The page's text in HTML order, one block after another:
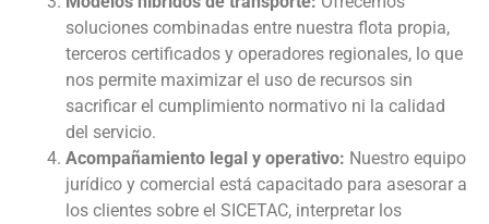
soluciones combinadas entre nuestra flota propia,
terceros certificados y operadores regionales, lo que
nos permite maximizar el uso de recursos sin
sacrificar el cumplimiento normativo ni la calidad
del servicio.
Acompañamiento legal y operativo: Nuestro equipo
jurídico y comercial está capacitado para asesorar a
los clientes sobre el SICETAC, interpretar los